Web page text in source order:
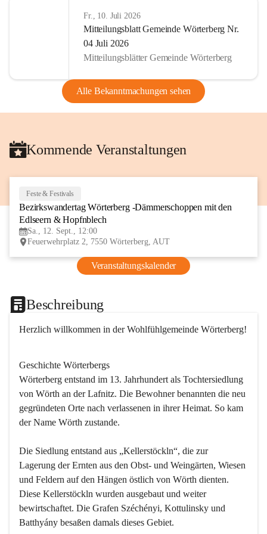
Fr., 10. Juli 2026
Mitteilungsblatt Gemeinde Wörterberg Nr.
04 Juli 2026
Mitteilungsblätter Gemeinde Wörterberg
Alle Bekanntmachungen sehen
Kommende Veranstaltungen
Feste & Festivals
Bezirkswandertag Wörterberg -Dämmerschoppen mit den
Edlseern & Hopfnblech
Sa., 12. Sept., 12:00
Feuerwehrplatz 2, 7550 Wörterberg, AUT
Veranstaltungskalender
Beschreibung
Herzlich willkommen in der Wohlfühlgemeinde Wörterberg!
Geschichte Wörterbergs
Wörterberg entstand im 13. Jahrhundert als Tochtersiedlung
von Wörth an der Lafnitz. Die Bewohner benannten die neu
gegründeten Orte nach verlassenen in ihrer Heimat. So kam
der Name Wörth zustande.
Die Siedlung entstand aus „Kellerstöckln“, die zur
Lagerung der Ernten aus den Obst- und Weingärten, Wiesen
und Feldern auf den Hängen östlich von Wörth dienten.
Diese Kellerstöckln wurden ausgebaut und weiter
bewirtschaftet. Die Grafen Széchényi, Kottulinsky und
Batthyány besaßen damals dieses Gebiet.